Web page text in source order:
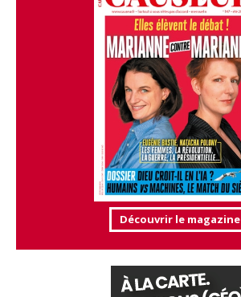
Découvrir le magazine